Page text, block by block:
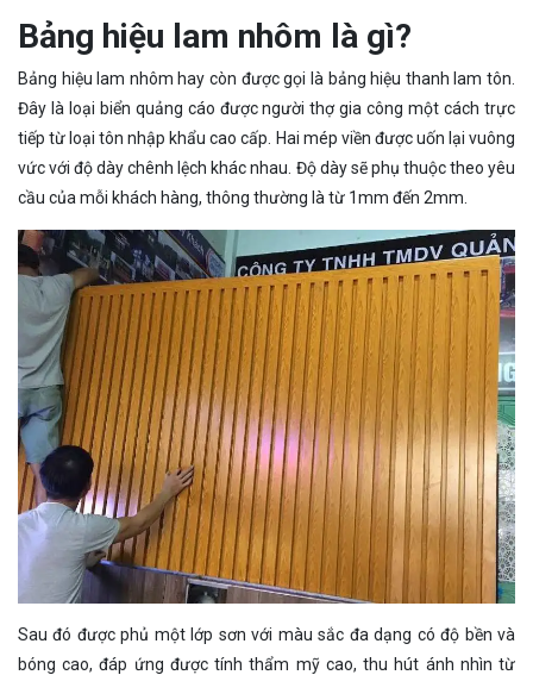
Bảng hiệu lam nhôm là gì?
Bảng hiệu lam nhôm hay còn được gọi là bảng hiệu thanh lam tôn.
Đây là loại biển quảng cáo được người thợ gia công một cách trực
tiếp từ loại tôn nhập khẩu cao cấp. Hai mép viền được uốn lại vuông
vức với độ dày chênh lệch khác nhau. Độ dày sẽ phụ thuộc theo yêu
cầu của mỗi khách hàng, thông thường là từ 1mm đến 2mm.
Sau đó được phủ một lớp sơn với màu sắc đa dạng có độ bền và
bóng cao, đáp ứng được tính thẩm mỹ cao, thu hút ánh nhìn từ